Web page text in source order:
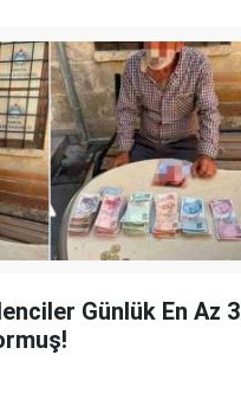
Günlük En Az 3